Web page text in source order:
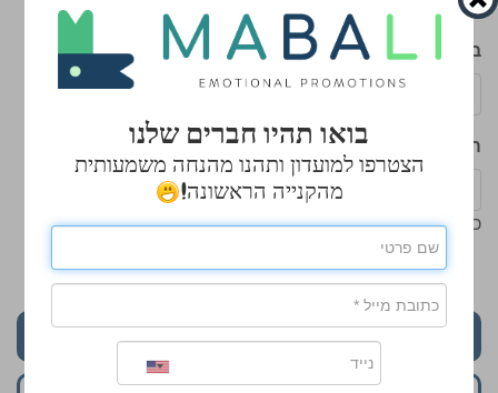
בחר מילוי *
הכנס כמות
כמות מינימלית: 91
₪16.50
₪19.90
התחל לעצב
בואו תהיו חברים שלנו
הצטרפו למועדון ותהנו מהנחה משמעותית
מהקנייה הראשונה!